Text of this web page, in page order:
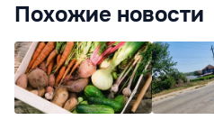
Похожие новости